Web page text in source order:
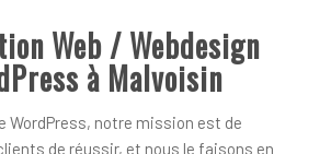
Web / Webdesign
à Malvoisin
WordPress, notre mission est de
de réussir, et nous le faisons en